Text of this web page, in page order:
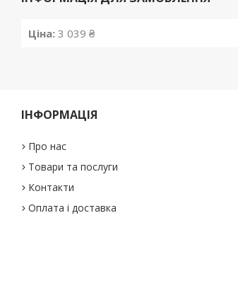
Ціна: 3 039 ₴
ІНФОРМАЦІЯ
Про нас
Товари та послуги
Контакти
Оплата і доставка